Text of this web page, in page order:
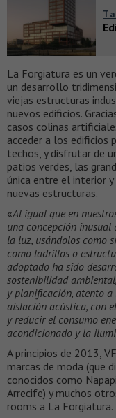
La Forgiatura es un
un desarrollo
viejas estructuras
nuevos edificios.
casos colinas
acceder a los edificios
techos, y disfrutar de
patios verdes, las
única entre el interior
nuevas estructuras.
«Al igual que en
una concepción inusual
la luz, usándolos como
como ladrillos o
adoptado ha sido
sostenibilidad
y planificación, atento
aislación acústica, con
y reducir el consumo
acondicionado y la
A principios de 2013,
marcas de moda (que
conocidos como
Arrecife) y muchos
rooms a La Forgiatura.